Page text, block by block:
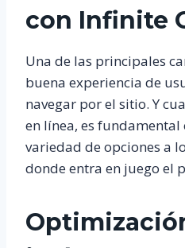
con Infinite
Una de las principales
buena experiencia de
navegar por el sitio. Y
en línea, es
variedad de opciones a
donde entra en juego el